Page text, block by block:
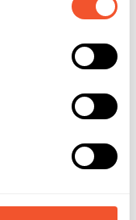
pentru conditii de